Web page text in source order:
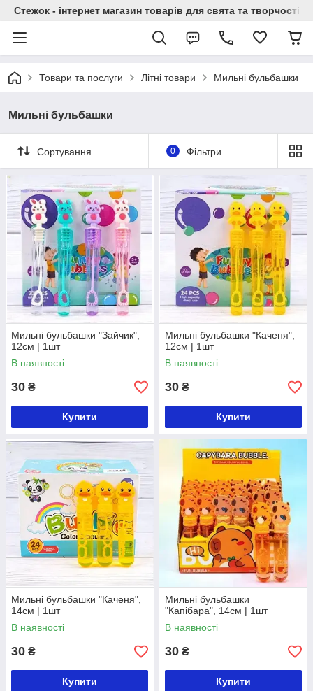
Стежок - інтернет магазин товарів для свята та творчості
Товари та послуги Літні товари Мильні бульбашки
Мильні бульбашки
Сортування 0 Фільтри
Мильні бульбашки "Зайчик",
12см | 1шт
В наявності
30 ₴
Купити
Мильні бульбашки "Каченя",
12см | 1шт
В наявності
30 ₴
Купити
Мильні бульбашки "Каченя",
14см | 1шт
В наявності
30 ₴
Купити
Мильні бульбашки
"Капібара", 14см | 1шт
В наявності
30 ₴
Купити